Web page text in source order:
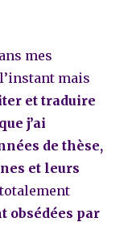
mes
mais
et traduire
j’ai
de thèse,
et leurs
obsédées par